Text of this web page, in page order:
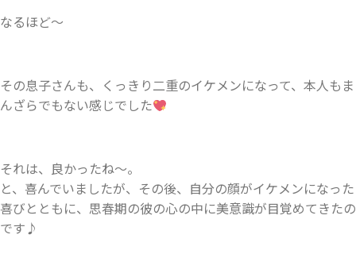
なるほど～
その息子さんも、くっきり二重のイケメンになって、本人もま
んざらでもない感じでした
それは、良かったね〜。
と、喜んでいましたが、その後、自分の顔がイケメンになった
喜びとともに、思春期の彼の心の中に美意識が目覚めてきたの
です♪